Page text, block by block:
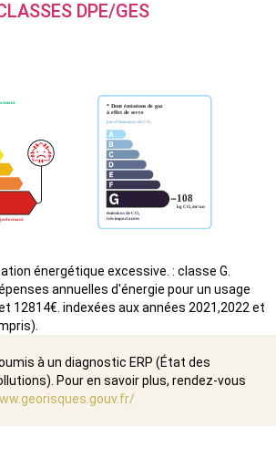
DPE/GES
énergétique excessive. : classe G.
annuelles d'énergie pour un usage
12814€. indexées aux années 2021,2022 et
à un diagnostic ERP (État des
Pour en savoir plus, rendez-vous